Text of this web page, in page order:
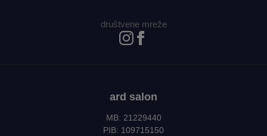
društvene mreže
ard salon
MB: 21229440
PIB: 109715150